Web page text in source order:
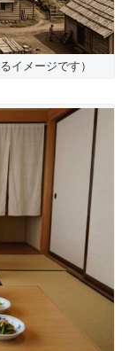
イメージです）